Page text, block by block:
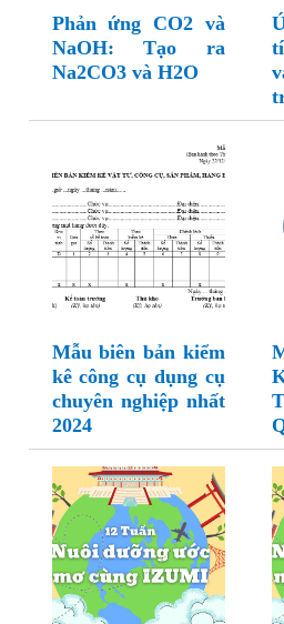
Phản ứng CO2 và
NaOH: Tạo ra
Na2CO3 và H2O
Mẫu biên bản kiểm
kê công cụ dụng cụ
chuyên nghiệp nhất
2024